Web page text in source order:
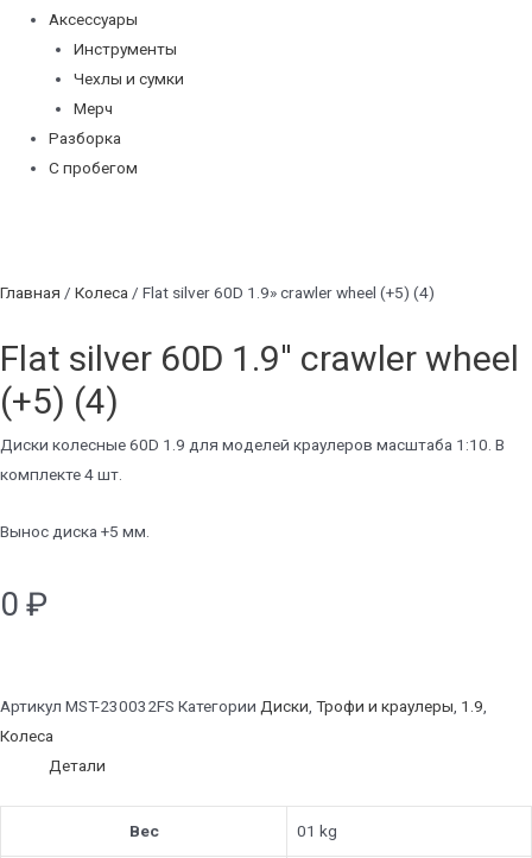
Аксессуары
Инструменты
Чехлы и сумки
Мерч
Разборка
С пробегом
Главная / Колеса / Flat silver 60D 1.9» crawler wheel (+5) (4)
Flat silver 60D 1.9'' crawler wheel
(+5) (4)
Диски колесные 60D 1.9 для моделей краулеров масштаба 1:10. В
комплекте 4 шт.
Вынос диска +5 мм.
0 ₽
Артикул MST-230032FS Категории Диски, Трофи и краулеры, 1.9,
Колеса
Детали
Вес 01 kg